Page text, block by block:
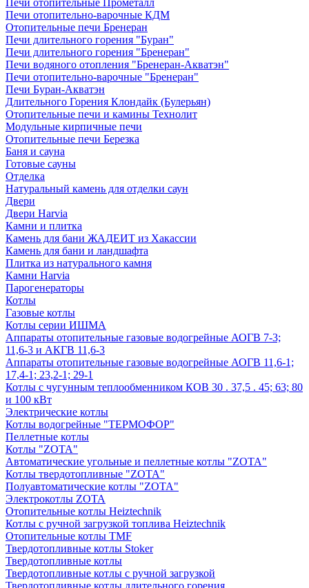
Печи отопительные Прометалл
Печи отопительно-варочные КДМ
Отопительные печи Бренеран
Печи длительного горения "Буран"
Печи длительного горения "Бренеран"
Печи водяного отопления "Бренеран-Акватэн"
Печи отопительно-варочные "Бренеран"
Печи Буран-Акватэн
Длительного Горения Клондайк (Булерьян)
Отопительные печи и камины Технолит
Модульные кирпичные печи
Отопительные печи Березка
Баня и сауна
Готовые сауны
Отделка
Натуральный камень для отделки саун
Двери
Двери Harvia
Камни и плитка
Камень для бани ЖАДЕИТ из Хакассии
Камень для бани и ландшафта
Плитка из натурального камня
Камни Harvia
Парогенераторы
Котлы
Газовые котлы
Котлы серии ИШМА
Аппараты отопительные газовые водогрейные АОГВ 7-3;
11,6-3 и АКГВ 11,6-3
Аппараты отопительные газовые водогрейные АОГВ 11,6-1;
17,4-1; 23,2-1; 29-1
Котлы с чугунным теплообменником КОВ 30 . 37,5 . 45; 63; 80
и 100 кВт
Электрические котлы
Котлы водогрейные "ТЕРМОФОР"
Пеллетные котлы
Котлы "ZOTA"
Автоматические угольные и пеллетные котлы "ZOTA"
Котлы твердотопливные "ZOTA"
Полуавтоматические котлы "ZOTA"
Электрокотлы ZOTA
Отопительные котлы Heiztechnik
Котлы с ручной загрузкой топлива Heiztechnik
Отопительные котлы TMF
Твердотопливные котлы Stoker
Твердотопливные котлы
Твердотопливные котлы с ручной загрузкой
Твердотопливные котлы длительного горения